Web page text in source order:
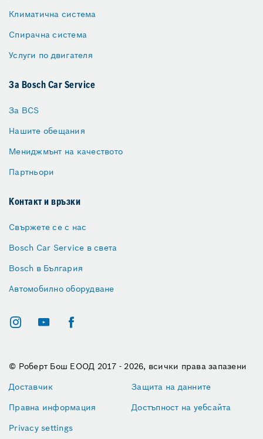
Климатична система
Спирачна система
Услуги по двигателя
За Bosch Car Service
За BCS
Нашите обещания
Мениджмънт на качеството
Партньори
Контакт и връзки
Свържете се с нас
Bosch Car Service в света
Bosch в България
Автомобилно оборудване
© Роберт Бош ЕООД 2017 - 2026, всички права запазени
Доставчик
Защита на данните
Правна информация
Достъпност на уебсайта
Privacy settings